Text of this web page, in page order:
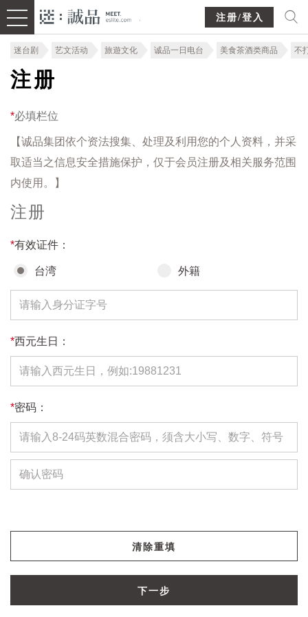
注册/登入
迷台剧 艺文活动 旅遊文化 诚品一日电台 美食茶酒类商品 不
注册
*必填栏位
【诚品集团依个资法搜集、处理及利用您的个人资料，并采
取适当之信息安全措施保护，仅于会员注册及相关服务范围
内使用。】
注册
*有效证件：
台湾 外籍
*西元生日：
*密码：